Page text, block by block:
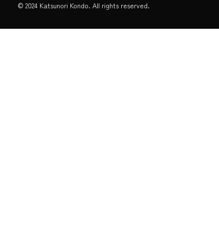
© 2024 Katsunori Kondo. All rights reserved.